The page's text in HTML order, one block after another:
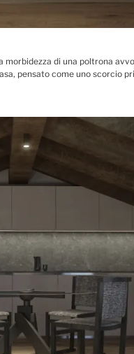
di una poltrona
pensato come uno scorcio